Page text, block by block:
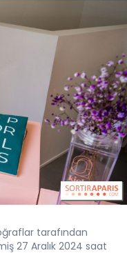
tarafından
27 Aralık 2024 saat